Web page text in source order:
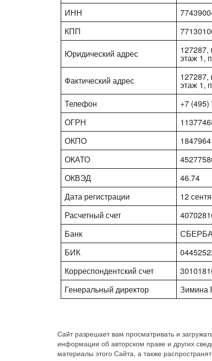
ИНН
КПП
Юридический адрес
127287,
этаж 1,
Фактический адрес
127287,
этаж 1,
Телефон
+7 (495)
ОГРН
ОКПО
ОКАТО
ОКВЭД
46.74
Дата регистрации
12
Расчетный счет
Банк
БИК
Корреспондентский счет
Генеральный директор
Зимина
Сайт разрешает вам просматривать и
информации об авторском праве и других
материалы этого Сайта, а также